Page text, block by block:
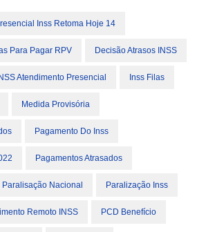
Inss Retoma Hoje 14
Para Pagar RPV Decisão Atrasos INSS
INSS Atendimento Presencial Inss Filas
Medida Provisória
Pagamento Do Inss
Pagamentos Atrasados
Paralisação Nacional Paralização Inss
Remoto INSS PCD Benefício